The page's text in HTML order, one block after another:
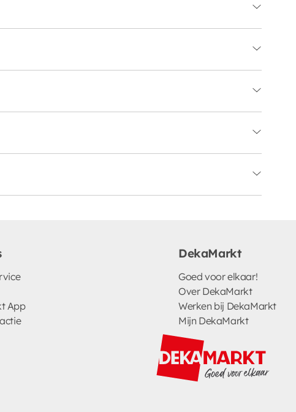
App
DekaMarkt
Goed voor elkaar!
Over DekaMarkt
Werken bij DekaMarkt
Mijn DekaMarkt